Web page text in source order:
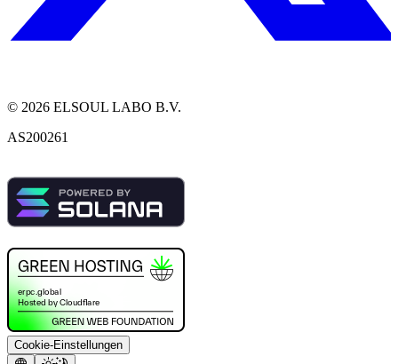
© 2026 ELSOUL LABO B.V.
AS200261
Cookie-Einstellungen